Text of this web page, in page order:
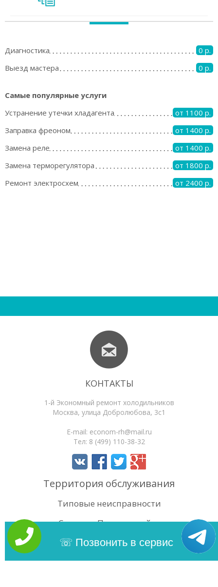
Диагностика
0 р.
Выезд мастера
0 р.
Самые популярные услуги
Устранение утечки хладагента
от 1100 р.
Заправка фреоном
от 1400 р.
Замена реле
от 1400 р.
Замена терморегулятора
от 1800 р.
Ремонт электросхем
от 2400 р.
КОНТАКТЫ
1-й Экономный ремонт холодильников
Москва, улица Добролюбова, 3с1
E-mail: econom-rh@mail.ru
Тел: 8 (499) 110-38-32
Территория обслуживания
Типовые неисправности
Статьи
Поиск по сайту
Позвонить в сервис